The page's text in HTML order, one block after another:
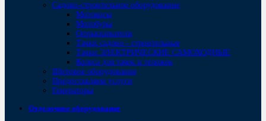
Садово-строительное оборудование
Мотокосы
Мотобуры
Опрыскиватели
Тачки садово - строительные
Тачки ЭЛЕКТРИЧЕСКИЕ САМОХОДНЫЕ
Колеса для тачек и тележек
Щитовое оборудование
Предоставляем услуги
Генераторы
Отделочное оборудование